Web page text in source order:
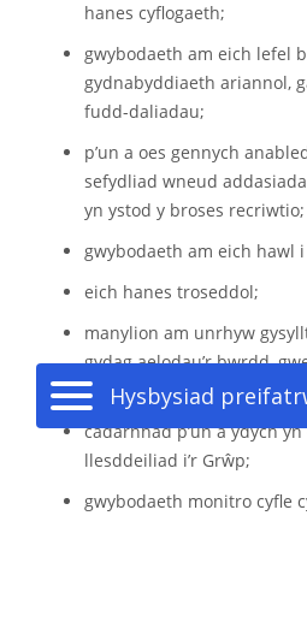
hanes cyflogaeth;
gwybodaeth am eich lefel
gydnabyddiaeth ariannol,
fudd-daliadau;
p’un a oes gennych
sefydliad wneud
yn ystod y broses recriwtio;
gwybodaeth am eich hawl
eich hanes troseddol;
manylion am unrhyw
gydag aelodau’r bwrdd,
Grŵp;
cadarnhad p’un a ydych yn
llesddeiliad i’r Grŵp;
gwybodaeth monitro cyfle